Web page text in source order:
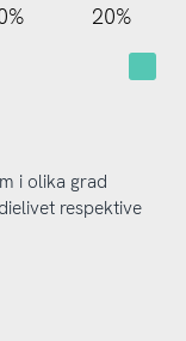
20%
i olika grad
respektive